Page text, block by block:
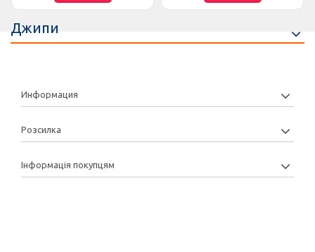
Джипи
Информация
Розсилка
Інформація покупцям